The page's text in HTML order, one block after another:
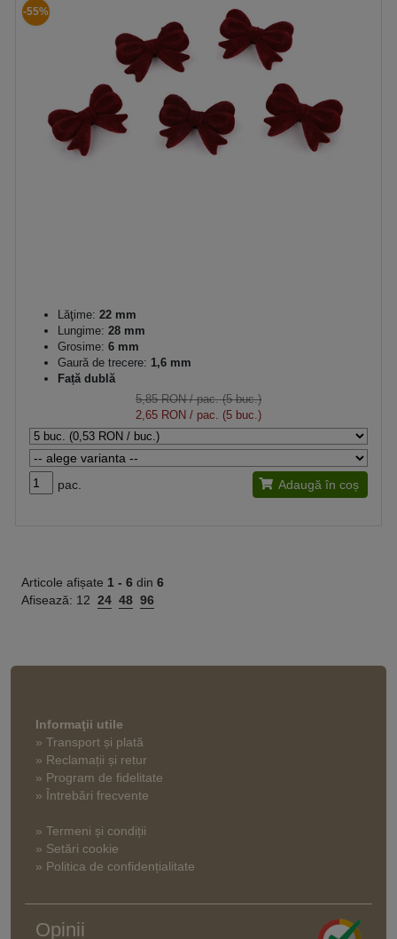
-55%
Lăţime: 22 mm
Lungime: 28 mm
Grosime: 6 mm
Gaură de trecere: 1,6 mm
Față dublă
5,85 RON/ pac. (5 buc.)
2,65 RON / pac. (5 buc.)
pac. Adaugă în coș
Articole afișate 1 - 6 din 6
Afisează: 12 24 48 96
Informaţii utile
» Transport și plată
» Reclamații și retur
» Program de fidelitate
» Întrebări frecvente
» Termeni și condiții
» Setări cookie
» Politica de confidențialitate
Opinii